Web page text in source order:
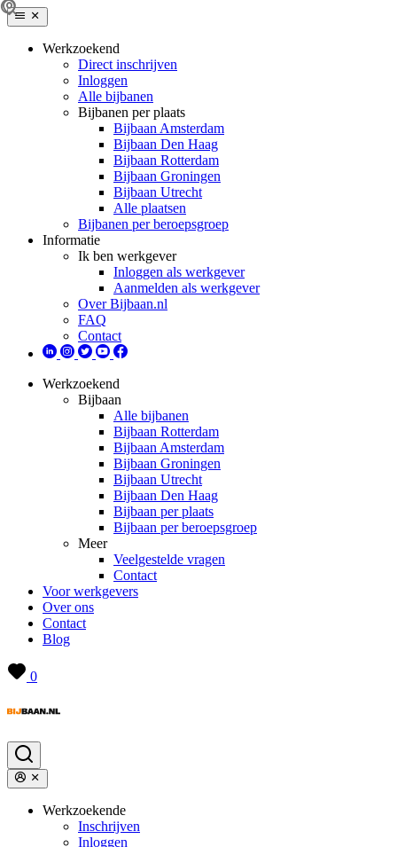
Werkzoekend
Direct inschrijven
Inloggen
Alle bijbanen
Bijbanen per plaats
Bijbaan Amsterdam
Bijbaan Den Haag
Bijbaan Rotterdam
Bijbaan Groningen
Bijbaan Utrecht
Alle plaatsen
Bijbanen per beroepsgroep
Informatie
Ik ben werkgever
Inloggen als werkgever
Aanmelden als werkgever
Over Bijbaan.nl
FAQ
Contact
Werkzoekend
Bijbaan
Alle bijbanen
Bijbaan Rotterdam
Bijbaan Amsterdam
Bijbaan Groningen
Bijbaan Utrecht
Bijbaan Den Haag
Bijbaan per plaats
Bijbaan per beroepsgroep
Meer
Veelgestelde vragen
Contact
Voor werkgevers
Over ons
Contact
Blog
0
Werkzoekende
Inschrijven
Inloggen